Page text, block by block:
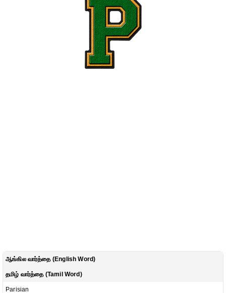
ஆங்கில வார்த்தை (English Word)
தமிழ் வார்த்தை (Tamil Word)
Parisian